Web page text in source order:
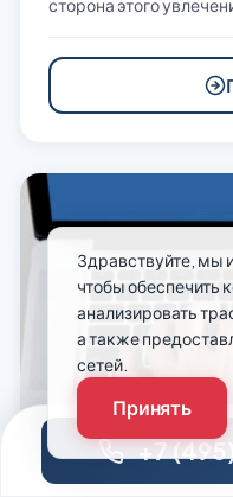
+7
Здравствуйте, мы
чтобы обеспечить
анализировать
а также
сетей.
Принять